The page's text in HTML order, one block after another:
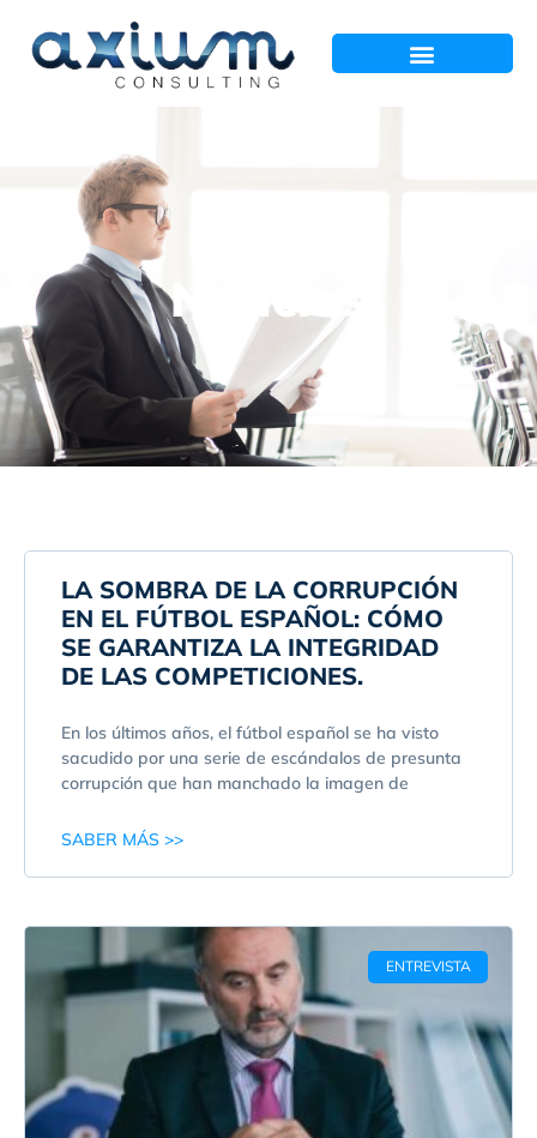
Noticias
LA SOMBRA DE LA CORRUPCIÓN
EN EL FÚTBOL ESPAÑOL: CÓMO
SE GARANTIZA LA INTEGRIDAD
DE LAS COMPETICIONES.
En los últimos años, el fútbol español se ha visto
sacudido por una serie de escándalos de presunta
corrupción que han manchado la imagen de
SABER MÁS >>
ENTREVISTA